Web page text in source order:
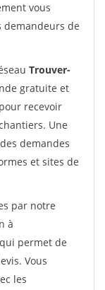
vous
demandeurs de
Trouver-
gratuite et
recevoir
Une
demandes
et sites de
par notre
à
permet de
Vous
les